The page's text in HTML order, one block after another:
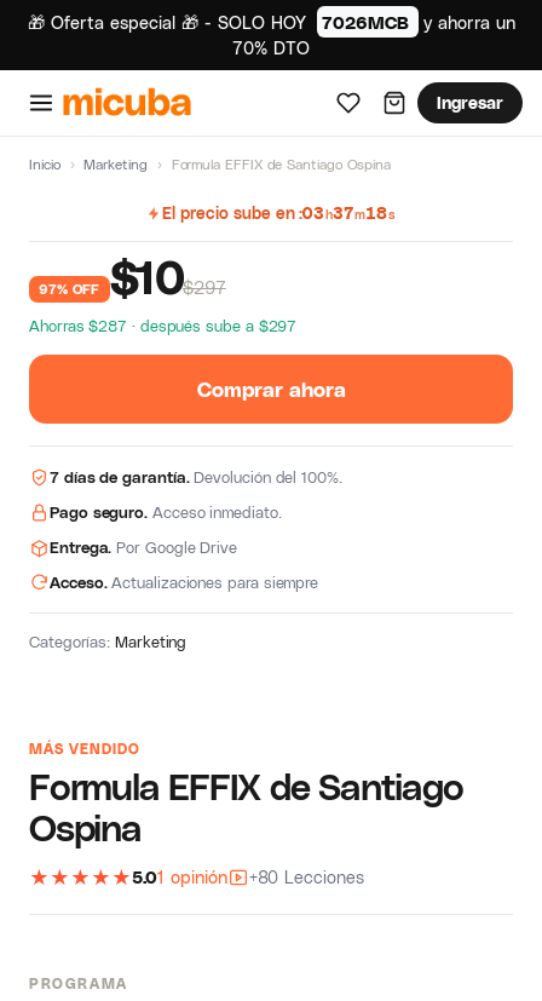
🎁 Oferta especial 🎁 - SOLO HOY 7026MCB
y ahorra un
70% DTO
Ingresar
Inicio › Marketing › Formula EFFIX de Santiago Ospina
MÁS VENDIDO
Formula EFFIX de Santiago
Ospina
★ ★ ★ ★ ★5.01 opinión +80 Lecciones
PROGRAMA
El precio sube en 03h37m17s
97% OFF $10$297
Ahorras $287 · después sube a $297
Comprar ahora
7 días de garantía.Devolución del 100%.
Pago seguro. Acceso inmediato.
Entrega. Por Google Drive
Acceso.Actualizaciones para siempre
Categorías:Marketing